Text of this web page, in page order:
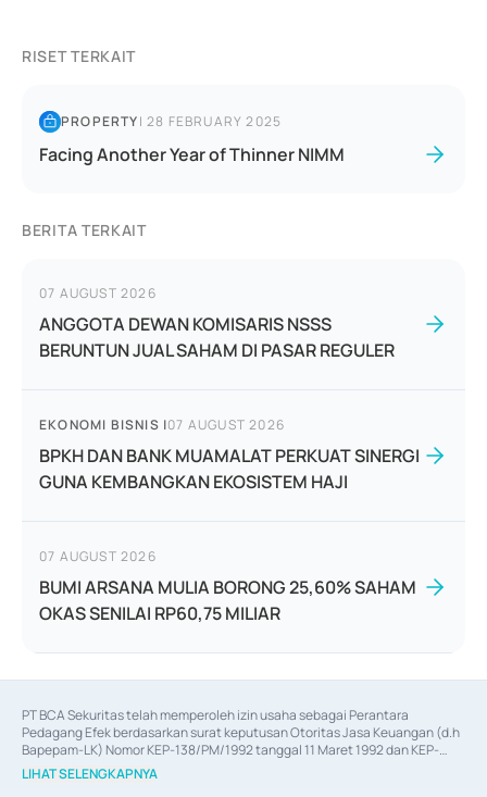
RISET TERKAIT
PROPERTY|28 FEBRUARY 2025
Facing Another Year of Thinner NIMM
BERITA TERKAIT
07 AUGUST 2026
ANGGOTA DEWAN KOMISARIS NSSS
BERUNTUN JUAL SAHAM DI PASAR REGULER
EKONOMI BISNIS |07 AUGUST 2026
BPKH DAN BANK MUAMALAT PERKUAT SINERGI
GUNA KEMBANGKAN EKOSISTEM HAJI
07 AUGUST 2026
BUMI ARSANA MULIA BORONG 25,60% SAHAM
OKAS SENILAI RP60,75 MILIAR
PT BCA Sekuritas telah memperoleh izin usaha sebagai Perantara
Pedagang Efek berdasarkan surat keputusan Otoritas Jasa Keuangan (d.h
Bapepam-LK) Nomor KEP-138/PM/1992 tanggal 11 Maret 1992 dan KEP-
06/D.04/2014 tanggal 28 Februari 2014, izin usaha sebagai Penjamin Emisi
Efek berdasarkan surat keputusan Otoritas Jasa Keuangan Nomor KEP-
LIHAT SELENGKAPNYA